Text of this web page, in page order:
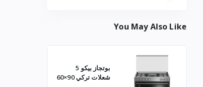
You May Also Like
بوتجاز بيكو 5
شعلات تركي 90×60